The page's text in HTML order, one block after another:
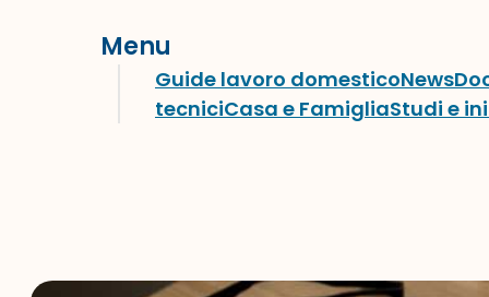
Menu
Guide lavoro domesticoNews
tecniciCasa e FamigliaStudi e